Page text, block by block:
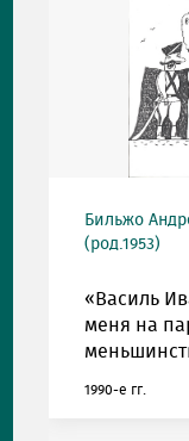
Бильжо
(род.1953)
«Василь
меня на
1990-е гг.